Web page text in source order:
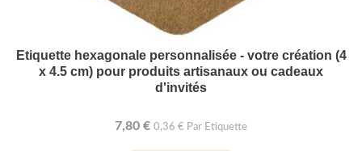
Etiquette hexagonale personnalisée - votre création (4
x 4.5 cm) pour produits artisanaux ou cadeaux
d'invités
7,80 € 0,36 € Par Etiquette